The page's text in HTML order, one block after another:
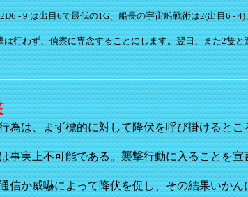
- 9 は出目6で最低の1G、船長の宇宙船戦術は2(出目6 -
は行わず、偵察に専念することにします。翌日、また2隻
為は、まず標的に対して降伏を呼び掛けると
事実上不可能である。襲撃行動に入ることを
信か威嚇によって降伏を促し、その結果いかん